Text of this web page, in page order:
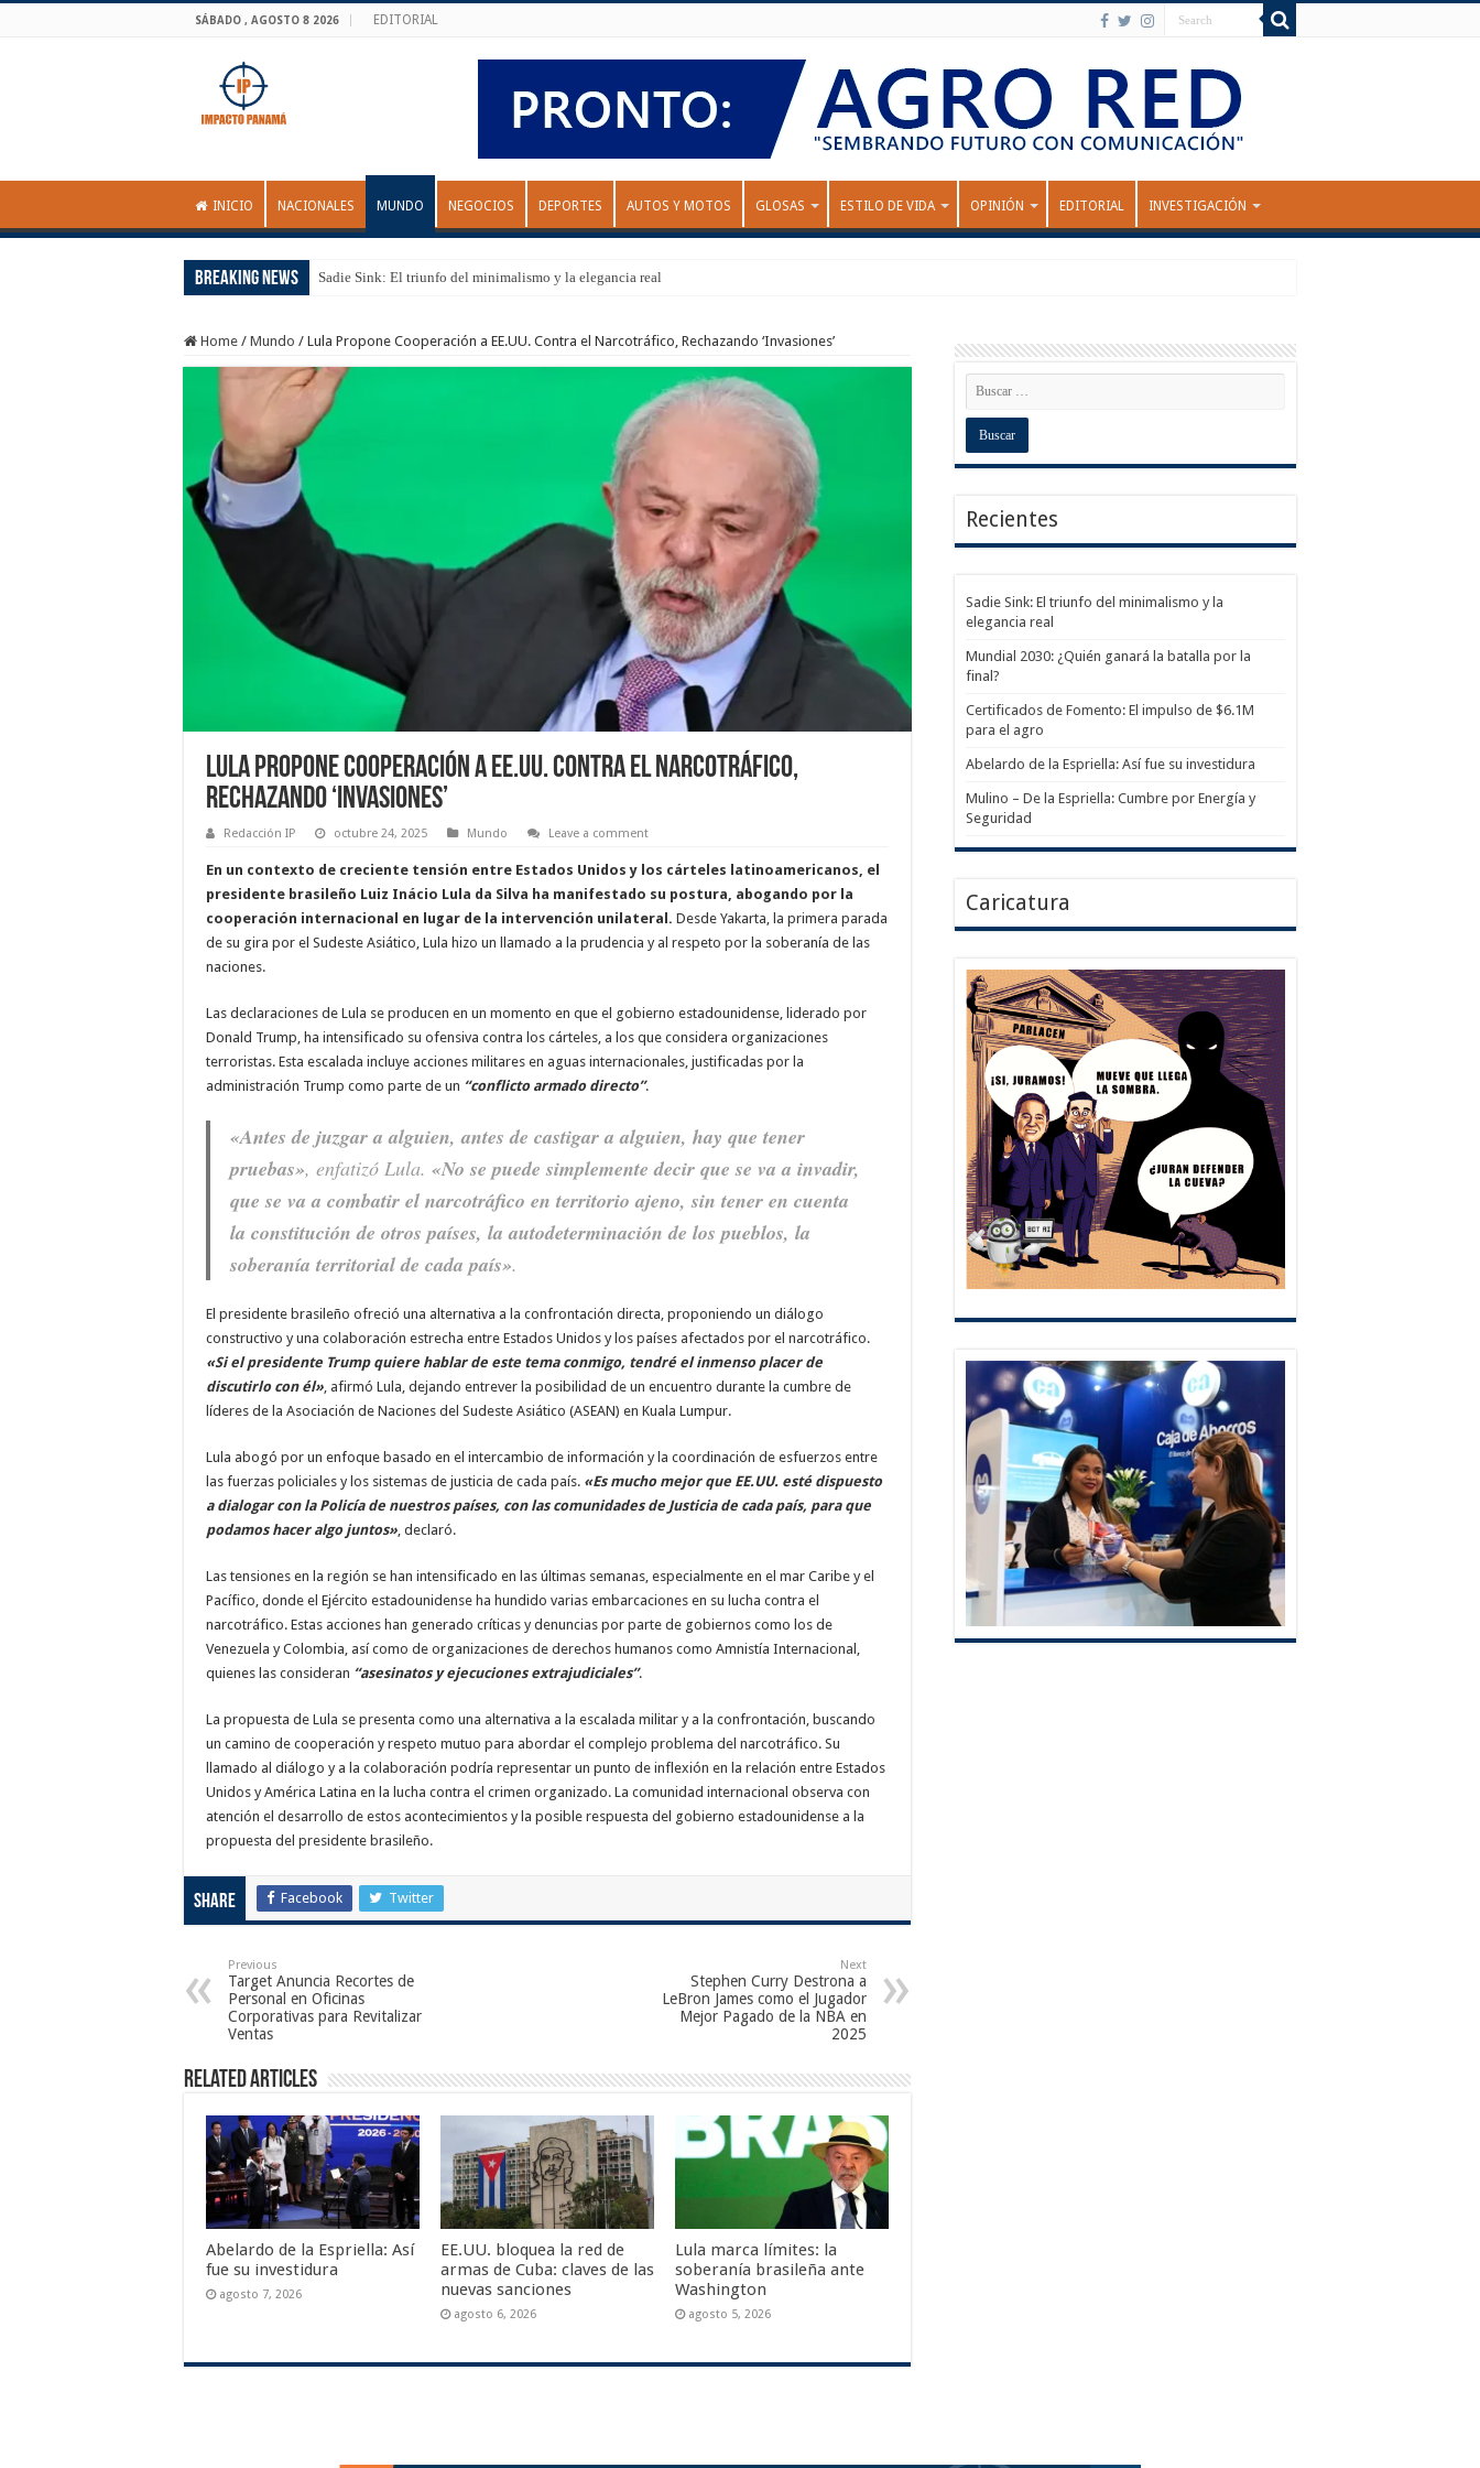
SÁBADO , AGOSTO 8 2026 EDITORIAL
INICIO NACIONALES MUNDO NEGOCIOS DEPORTES AUTOS Y MOTOS GLOSAS ESTILO DE VIDA OPINIÓN EDITORIAL INVESTIGACIÓN
Breaking News Sadie Sink: El triunfo del minimalismo y la elegancia real
Home / Mundo / Lula Propone Cooperación a EE.UU. Contra el Narcotráfico, Rechazando ‘Invasiones’
Lula Propone Cooperación a EE.UU. Contra el Narcotráfico,
Rechazando ‘Invasiones’
Redacción IP octubre 24, 2025 Mundo Leave a comment
En un contexto de creciente tensión entre Estados Unidos y los cárteles latinoamericanos, el
presidente brasileño Luiz Inácio Lula da Silva ha manifestado su postura, abogando por la
cooperación internacional en lugar de la intervención unilateral. Desde Yakarta, la primera parada
de su gira por el Sudeste Asiático, Lula hizo un llamado a la prudencia y al respeto por la soberanía de las
naciones.
Las declaraciones de Lula se producen en un momento en que el gobierno estadounidense, liderado por
Donald Trump, ha intensificado su ofensiva contra los cárteles, a los que considera organizaciones
terroristas. Esta escalada incluye acciones militares en aguas internacionales, justificadas por la
administración Trump como parte de un “conflicto armado directo”.
«Antes de juzgar a alguien, antes de castigar a alguien, hay que tener
pruebas», enfatizó Lula. «No se puede simplemente decir que se va a invadir,
que se va a combatir el narcotráfico en territorio ajeno, sin tener en cuenta
la constitución de otros países, la autodeterminación de los pueblos, la
soberanía territorial de cada país».
El presidente brasileño ofreció una alternativa a la confrontación directa, proponiendo un diálogo
constructivo y una colaboración estrecha entre Estados Unidos y los países afectados por el narcotráfico.
«Si el presidente Trump quiere hablar de este tema conmigo, tendré el inmenso placer de
discutirlo con él», afirmó Lula, dejando entrever la posibilidad de un encuentro durante la cumbre de
líderes de la Asociación de Naciones del Sudeste Asiático (ASEAN) en Kuala Lumpur.
Lula abogó por un enfoque basado en el intercambio de información y la coordinación de esfuerzos entre
las fuerzas policiales y los sistemas de justicia de cada país. «Es mucho mejor que EE.UU. esté dispuesto
a dialogar con la Policía de nuestros países, con las comunidades de Justicia de cada país, para que
podamos hacer algo juntos», declaró.
Las tensiones en la región se han intensificado en las últimas semanas, especialmente en el mar Caribe y el
Pacífico, donde el Ejército estadounidense ha hundido varias embarcaciones en su lucha contra el
narcotráfico. Estas acciones han generado críticas y denuncias por parte de gobiernos como los de
Venezuela y Colombia, así como de organizaciones de derechos humanos como Amnistía Internacional,
quienes las consideran “asesinatos y ejecuciones extrajudiciales”.
La propuesta de Lula se presenta como una alternativa a la escalada militar y a la confrontación, buscando
un camino de cooperación y respeto mutuo para abordar el complejo problema del narcotráfico. Su
llamado al diálogo y a la colaboración podría representar un punto de inflexión en la relación entre Estados
Unidos y América Latina en la lucha contra el crimen organizado. La comunidad internacional observa con
atención el desarrollo de estos acontecimientos y la posible respuesta del gobierno estadounidense a la
propuesta del presidente brasileño.
Share Facebook Twitter
Previous
Target Anuncia Recortes de
Personal en Oficinas
Corporativas para Revitalizar
Ventas
Next
Stephen Curry Destrona a
LeBron James como el Jugador
Mejor Pagado de la NBA en
2025
Related Articles
Abelardo de la Espriella: Así
fue su investidura
agosto 7, 2026
EE.UU. bloquea la red de
armas de Cuba: claves de las
nuevas sanciones
agosto 6, 2026
Lula marca límites: la
soberanía brasileña ante
Washington
agosto 5, 2026
Recientes
Sadie Sink: El triunfo del minimalismo y la
elegancia real
Mundial 2030: ¿Quién ganará la batalla por la
final?
Certificados de Fomento: El impulso de $6.1M
para el agro
Abelardo de la Espriella: Así fue su investidura
Mulino – De la Espriella: Cumbre por Energía y
Seguridad
Caricatura